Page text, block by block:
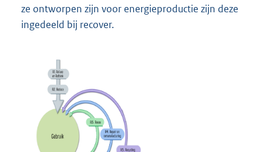
ze ontworpen zijn voor energieproductie zijn deze
ingedeeld bij recover.